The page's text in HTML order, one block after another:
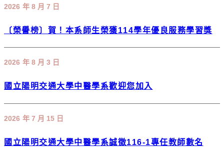
2026 年 8 月 7 日
〔榮譽榜〕賀！本系師生榮獲114學年優良服務學習獎
2026 年 8 月 3 日
國立陽明交通大學中醫學系歡迎您加入
2026 年 7 月 15 日
國立陽明交通大學中醫學系誠徵116-1專任教師數名